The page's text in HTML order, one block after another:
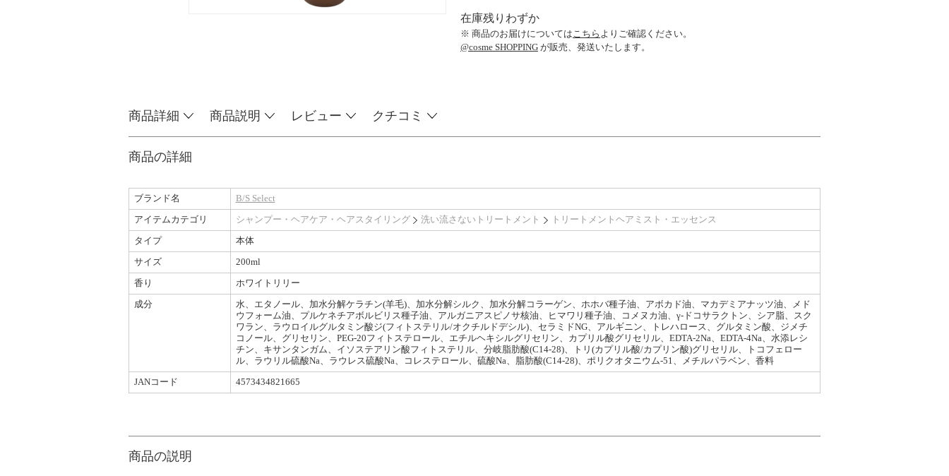
在庫残りわずか
※ 商品のお届けについては こちら よりご確認ください。
@cosme SHOPPING が販売、発送いたします。
商品詳細 商品説明 レビュー クチコミ
商品の詳細
ブランド名
B/S Select
アイテムカテゴリ
シャンプー・ヘアケア・ヘアスタイリング 洗い流さないトリートメント
トリートメントヘアミスト・エッセンス
タイプ
本体
サイズ
200ml
香り
ホワイトリリー
成分
水、エタノール、加水分解ケラチン(羊毛)、加水分解シルク、加水分解コラーゲン、ホホバ種子油、アボカド油、マカデミアナッツ油、メド
ウフォーム油、プルケネチアボルビリス種子油、アルガニアスピノサ核油、ヒマワリ種子油、コメヌカ油、γ-ドコサラクトン、シア脂、スク
ワラン、ラウロイルグルタミン酸ジ(フィトステリル/オクチルドデシル)、セラミドNG、アルギニン、トレハロース、グルタミン酸、ジメチ
コノール、グリセリン、PEG-20フィトステロール、エチルヘキシルグリセリン、カプリル酸グリセリル、EDTA-2Na、EDTA-4Na、水添レシ
チン、キサンタンガム、イソステアリン酸フィトステリル、分岐脂肪酸(C14-28)、トリ(カプリル酸/カプリン酸)グリセリル、トコフェロー
ル、ラウリル硫酸Na、ラウレス硫酸Na、コレステロール、硫酸Na、脂肪酸(C14-28)、ポリクオタニウム-51、メチルパラベン、香料
JANコード
4573434821665
商品の説明